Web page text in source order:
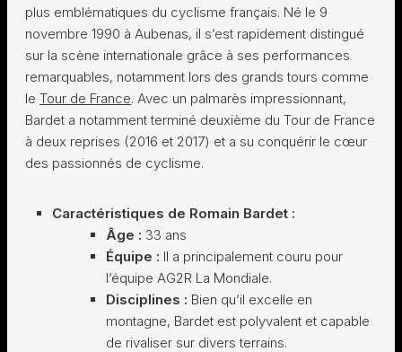
plus emblématiques du cyclisme français. Né le 9
novembre 1990 à Aubenas, il s’est rapidement distingué
sur la scène internationale grâce à ses performances
remarquables, notamment lors des grands tours comme
le Tour de France. Avec un palmarès impressionnant,
Bardet a notamment terminé deuxième du Tour de France
à deux reprises (2016 et 2017) et a su conquérir le cœur
des passionnés de cyclisme.
Caractéristiques de Romain Bardet :
Âge : 33 ans
Équipe : Il a principalement couru pour
l’équipe AG2R La Mondiale.
Disciplines : Bien qu’il excelle en
montagne, Bardet est polyvalent et capable
de rivaliser sur divers terrains.